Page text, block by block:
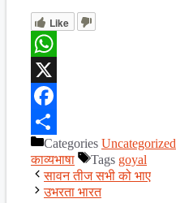
Like
WhatsApp
X
Facebook
ShareCategories Uncategorized
काव्यभाषा
Tags goyal
सावन तीज सभी को भाए
उभरता भारत